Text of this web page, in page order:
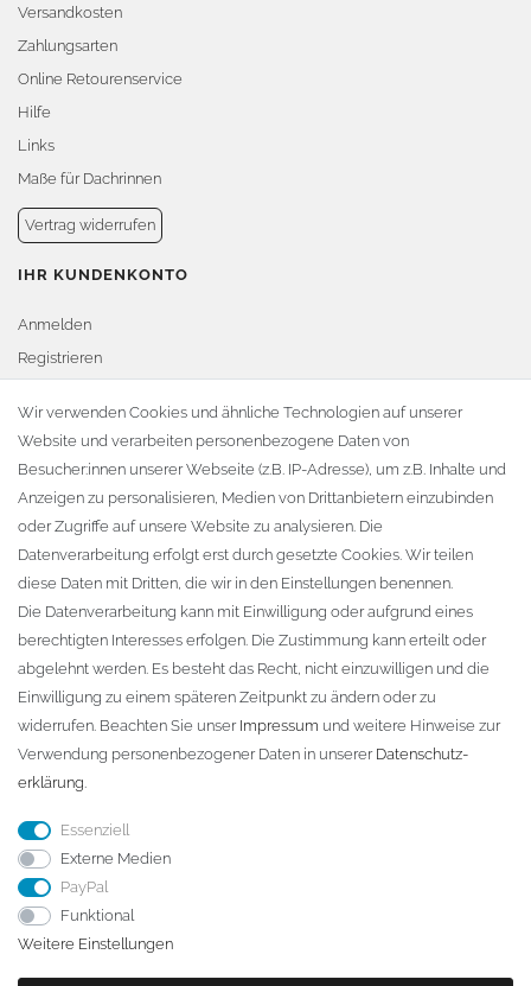
Versandkosten
Zahlungsarten
Online Retourenservice
Hilfe
Links
Maße für Dachrinnen
Vertrag widerrufen
IHR KUNDENKONTO
Anmelden
Registrieren
Warenkorb
Zur Kasse
KONTAKT
Fa. Steffen Jost
Söbrigener Weg 50
D-01796 Pirna
Telefon:+49 (0)3501 507295
info@dach-teufel.de
Wir verwenden Cookies und ähnliche Technologien auf unserer
Website und verarbeiten personenbezogene Daten von
Besucher:innen unserer Webseite (z.B. IP-Adresse), um z.B. Inhalte und
Anzeigen zu personalisieren, Medien von Drittanbietern einzubinden
oder Zugriffe auf unsere Website zu analysieren. Die
Datenverarbeitung erfolgt erst durch gesetzte Cookies. Wir teilen
diese Daten mit Dritten, die wir in den Einstellungen benennen.
Die Datenverarbeitung kann mit Einwilligung oder aufgrund eines
berechtigten Interesses erfolgen. Die Zustimmung kann erteilt oder
abgelehnt werden. Es besteht das Recht, nicht einzuwilligen und die
Einwilligung zu einem späteren Zeitpunkt zu ändern oder zu
widerrufen. Beachten Sie unser Impressum und weitere Hinweise zur
Verwendung personenbezogener Daten in unserer Daten­schutz­
erklärung.
Essenziell
Externe Medien
PayPal
Funktional
Weitere Einstellungen